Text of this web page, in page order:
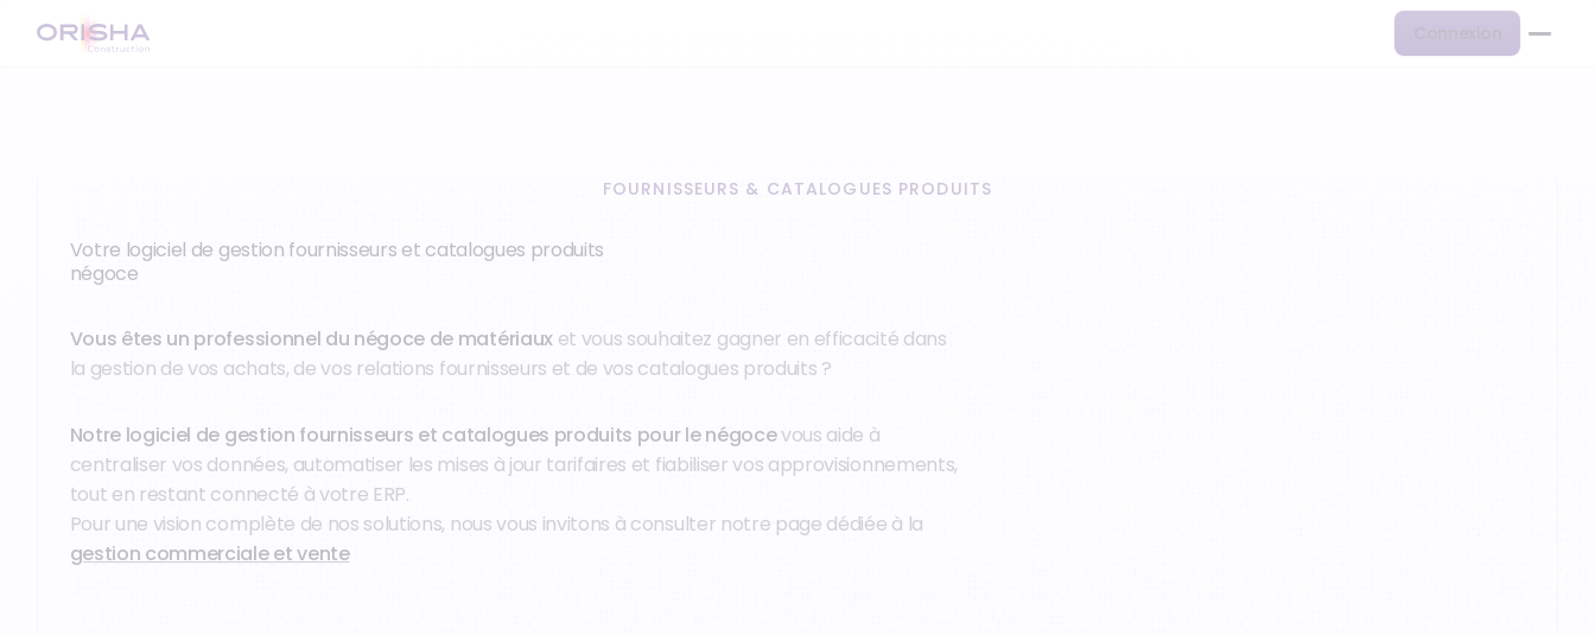
Connexion
FOURNISSEURS & CATALOGUES PRODUITS
Votre logiciel de gestion fournisseurs et catalogues produits
négoce
Vous êtes un professionnel du négoce de matériauxet vous souhaitez gagner en efficacité dans
la gestion de vos achats, de vos relations fournisseurs et de vos catalogues produits ?
Notre logiciel de gestion fournisseurs et catalogues produits pour le négocevous aide à
centraliser vos données, automatiser les mises à jour tarifaires et fiabiliser vos approvisionnements,
tout en restant connecté à votre ERP.
Pour une vision complète de nos solutions, nous vous invitons à consulter notre page dédiée à la
gestion commerciale et vente